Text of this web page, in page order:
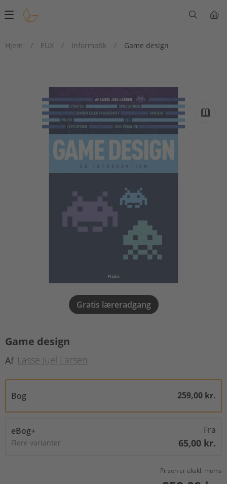
Main
Hjem
/ EUX / Informatik / Game design
Gratis læreradgang
Game design
Af Lasse Juel Larsen
Bog 259,00 kr.
eBog+
Flere varianter
Fra
65,00 kr.
Prisen er ekskl. moms